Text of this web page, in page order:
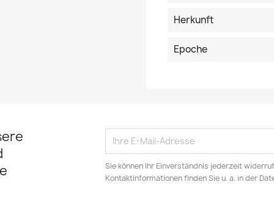
Herkunft
Epoche
Sie können Ihr Einverständnis jederzeit
Kontaktinformationen finden Sie u. a. in der